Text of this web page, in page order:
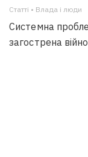
Статті • Влада i люди
Системна
загострена